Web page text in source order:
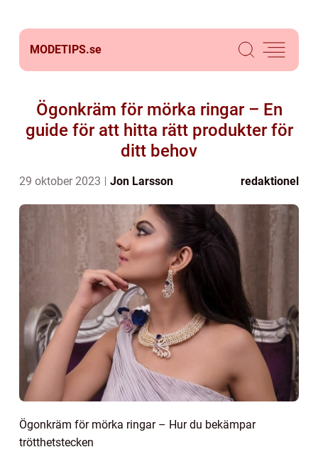
MODETIPS.se
Ögonkräm för mörka ringar – En
guide för att hitta rätt produkter för
ditt behov
29 oktober 2023 Jon Larsson redaktionel
Ögonkräm för mörka ringar – Hur du bekämpar
trötthetstecken